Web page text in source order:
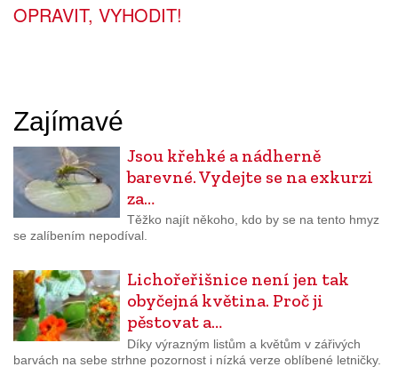
OPRAVIT, VYHODIT!
Zajímavé
Jsou křehké a nádherně
barevné. Vydejte se na exkurzi
za…
Těžko najít někoho, kdo by se na tento hmyz
se zalíbením nepodíval.
Lichořeřišnice není jen tak
obyčejná květina. Proč ji
pěstovat a…
Díky výrazným listům a květům v zářivých
barvách na sebe strhne pozornost i nízká verze oblíbené letničky.